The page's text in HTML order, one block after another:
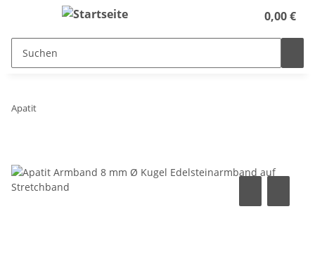
0,00 €
Apatit